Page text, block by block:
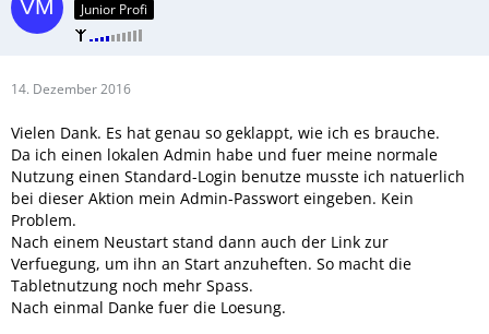
Junior Profi
14. Dezember 2016
Vielen Dank. Es hat genau so geklappt, wie ich es brauche.
Da ich einen lokalen Admin habe und fuer meine normale
Nutzung einen Standard-Login benutze musste ich natuerlich
bei dieser Aktion mein Admin-Passwort eingeben. Kein
Problem.
Nach einem Neustart stand dann auch der Link zur
Verfuegung, um ihn an Start anzuheften. So macht die
Tabletnutzung noch mehr Spass.
Nach einmal Danke fuer die Loesung.